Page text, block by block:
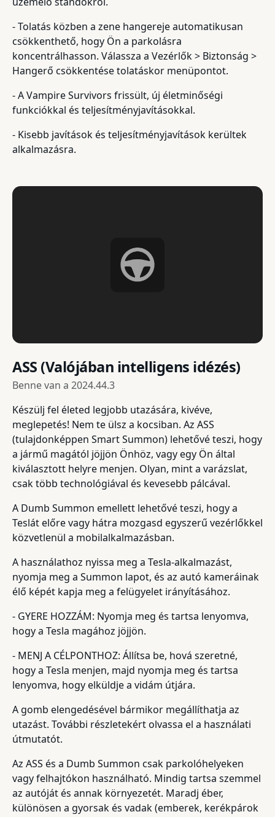
- Tolatás közben a zene hangereje automatikusan
csökkenthető, hogy Ön a parkolásra
koncentrálhasson. Válassza a Vezérlők > Biztonság >
Hangerő csökkentése tolatáskor menüpontot.
- A Vampire Survivors frissült, új életminőségi
funkciókkal és teljesítményjavításokkal.
- Kisebb javítások és teljesítményjavítások kerültek
alkalmazásra.
ASS (Valójában intelligens idézés)
Benne van a 2024.44.3
Készülj fel életed legjobb utazására, kivéve,
meglepetés! Nem te ülsz a kocsiban. Az ASS
(tulajdonképpen Smart Summon) lehetővé teszi, hogy
a jármű magától jöjjön Önhöz, vagy egy Ön által
kiválasztott helyre menjen. Olyan, mint a varázslat,
csak több technológiával és kevesebb pálcával.
A Dumb Summon emellett lehetővé teszi, hogy a
Teslát előre vagy hátra mozgasd egyszerű vezérlőkkel
közvetlenül a mobilalkalmazásban.
A használathoz nyissa meg a Tesla-alkalmazást,
nyomja meg a Summon lapot, és az autó kameráinak
élő képét kapja meg a felügyelet irányításához.
- GYERE HOZZÁM: Nyomja meg és tartsa lenyomva,
hogy a Tesla magához jöjjön.
- MENJ A CÉLPONTHOZ: Állítsa be, hová szeretné,
hogy a Tesla menjen, majd nyomja meg és tartsa
lenyomva, hogy elküldje a vidám útjára.
A gomb elengedésével bármikor megállíthatja az
utazást. További részletekért olvassa el a használati
útmutatót.
Az ASS és a Dumb Summon csak parkolóhelyeken
vagy felhajtókon használható. Mindig tartsa szemmel
az autóját és annak környezetét. Maradj éber,
különösen a gyorsak és vadak (emberek, kerékpárok